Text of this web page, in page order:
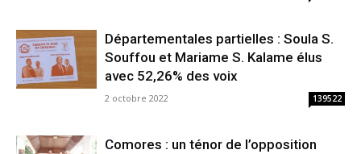
Départementales partielles : Soula S.
Souffou et Mariame S. Kalame élus
avec 52,26% des voix
2 octobre 2022 139522
Comores : un ténor de l’opposition